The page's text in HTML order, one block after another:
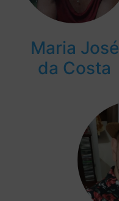
Maria José
da Costa